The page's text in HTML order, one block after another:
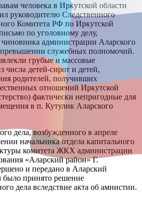
человека в Иркутской области
руководителю Следственного
Комитета РФ по Иркутской
по уголовному делу,
администрации Аларского
превышении служебных полномочий.
грубые и массовые
числа детей-сирот и детей,
родителей, получивших
отношений Иркутской
фактически непригодные для
в п. Кутулик Аларского
дела, возбужденного в апреле
начальника отдела капитального
комитета ЖКХ администрации
«Аларский район» Г.
и передано в Аларский
принято решение
дела вследствие акта об амнистии.